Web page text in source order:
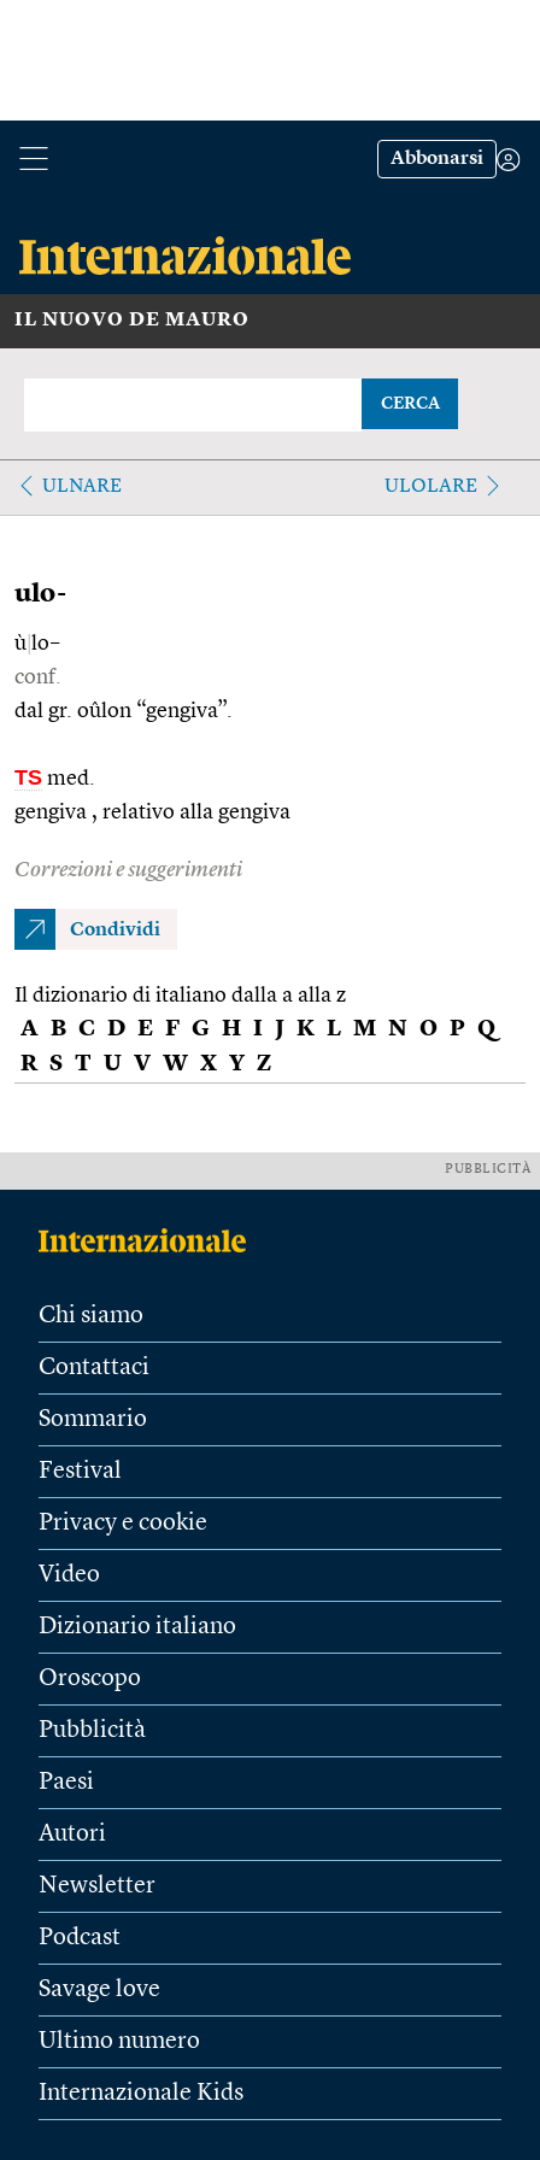
Abbonarsi
IL NUOVO DE MAURO
CERCA
ULNARE ULOLARE
ulo-
ù lo–
conf.
dal gr. oûlon “gengiva”.
TS med.
gengiva , relativo alla gengiva
Correzioni e suggerimenti
Condividi
Il dizionario di italiano dalla a alla z
A B C D E F G H I J K L M N O P Q
R S T U V W X Y Z
PUBBLICITÀ
Chi siamo
Contattaci
Sommario
Festival
Privacy e cookie
Video
Dizionario italiano
Oroscopo
Pubblicità
Paesi
Autori
Newsletter
Podcast
Savage love
Ultimo numero
Internazionale Kids